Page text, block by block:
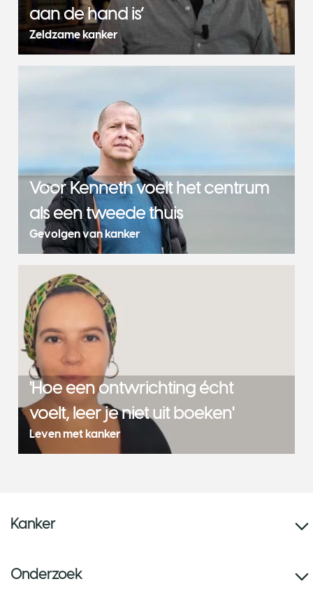
aan de hand is’
Zeldzame kanker
Voor Kenneth voelt het centrum
als een tweede thuis
Gevolgen van kanker
'Hoe een ontwrichting écht
voelt, leer je niet uit boeken'
Leven met kanker
Kanker
Onderzoek